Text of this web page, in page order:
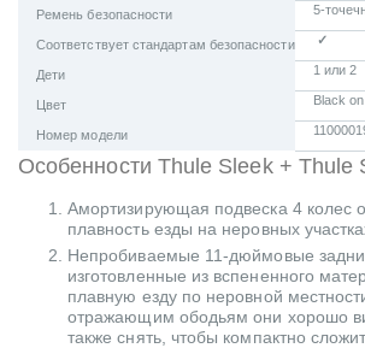
Ремень безопасности 5-
Соответствует стандартам безопасности ✓
Дети 1 или 2
Цвет Black
Номер модели
Особенности Thule Sleek + Thule
Амортизирующая подвеска 4 колес
плавность езды на неровных
Непробиваемые 11-дюймовые
изготовленные из вспененного
плавную езду по неровной
отражающим ободьям они хорошо
также снять, чтобы компактно